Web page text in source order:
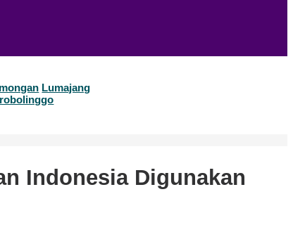
Lumajang
Indonesia Digunakan